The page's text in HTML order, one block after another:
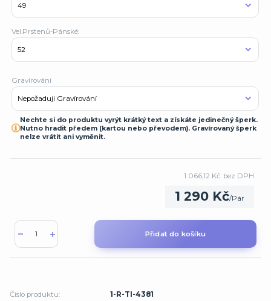
Vel.Prstenů-Pánské:
Gravírování
Nechte si do produktu vyrýt krátký text a získáte jedinečný šperk.
Nutno hradit předem (kartou nebo převodem). Gravírovaný šperk
nelze vrátit ani vyměnit.
1 290 Kč/Pár
1 066,12 Kč bez DPH
Přidat do košíku
Číslo produktu:
1-R-TI-4381